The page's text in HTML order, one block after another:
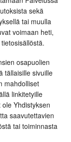
sekä
tai muulla
voimaan heti,
osapuolien
tällaisille sivuille
mahdolliset
linkitetyille
Yhdistyksen
saavutettavien
tai toiminnasta